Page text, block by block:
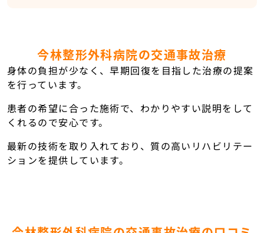
今林整形外科病院の交通事故治療
身体の負担が少なく、早期回復を目指した治療の提案
を行っています。
患者の希望に合った施術で、わかりやすい説明をして
くれるので安心です。
最新の技術を取り入れており、質の高いリハビリテー
ションを提供しています。